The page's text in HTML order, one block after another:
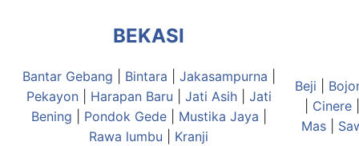
BEKASI
Bantar Gebang Bintara Jakasampurna
Pekayon| Harapan Baru Jati Asih| Jati
Bening
Pondok Gede| Mustika Jaya
Rawa lumbu
Kranji
Beji
Cinere
Mas|